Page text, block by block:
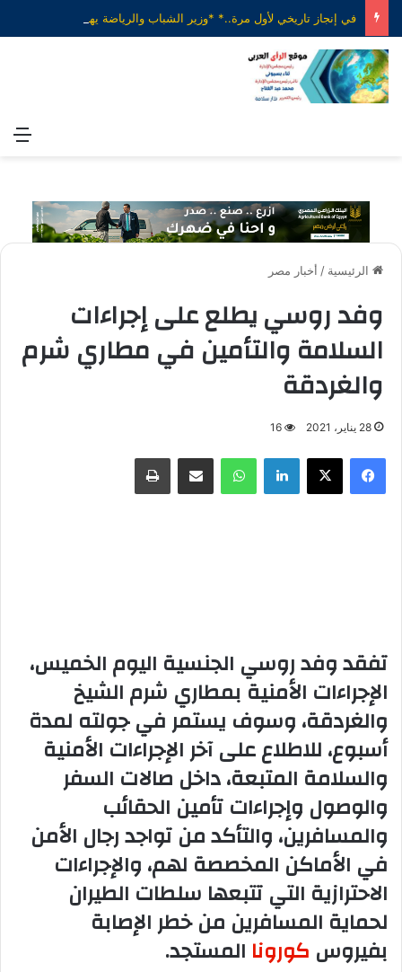
الرئيسية / أخبار مصر
وفد روسي يطلع على إجراءات
السلامة والتأمين في مطاري شرم
والغردقة
28 يناير، 2021 16
فيسبوك X لينكدإن واتساب مشاركة عبر البريد طباعة
تفقد وفد روسي الجنسية اليوم الخميس،
الإجراءات الأمنية بمطاري شرم الشيخ
والغردقة، وسوف يستمر في جولته لمدة
أسبوع، للاطلاع على آخر الإجراءات الأمنية
والسلامة المتبعة، داخل صالات السفر
والوصول وإجراءات تأمين الحقائب
والمسافرين، والتأكد من تواجد رجال الأمن
في الأماكن المخصصة لهم، والإجراءات
الاحترازية التي تتبعها سلطات الطيران
لحماية المسافرين من خطر الإصابة
بفيروس كورونا المستجد.